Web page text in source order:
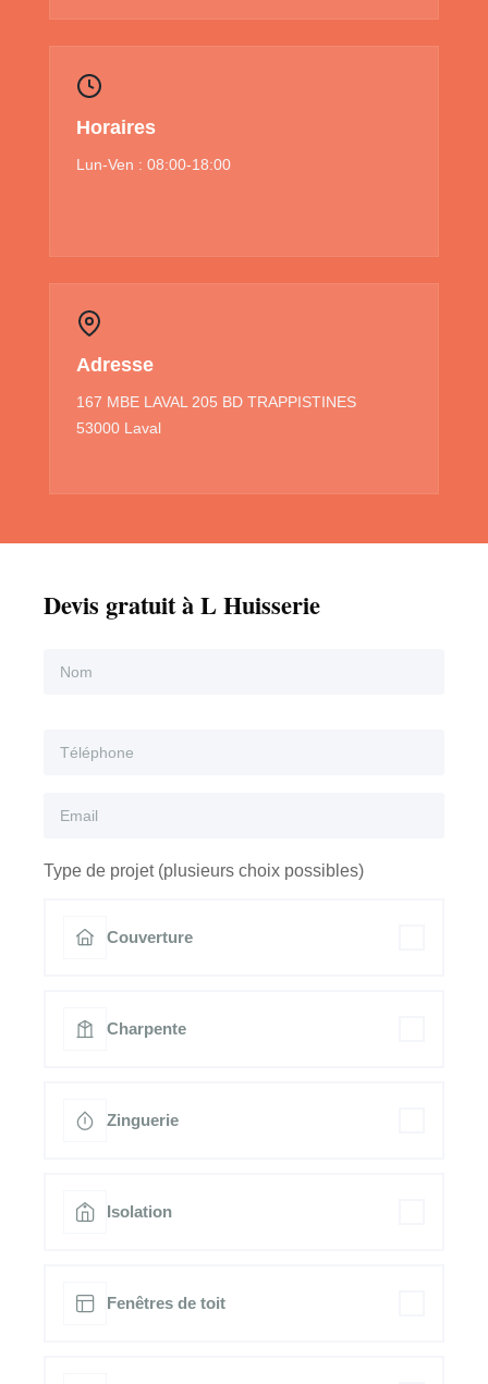
Horaires
Lun-Ven : 08:00-18:00
Adresse
167 MBE LAVAL 205 BD TRAPPISTINES
53000 Laval
Devis gratuit à L Huisserie
Type de projet (plusieurs choix possibles)
Couverture
Charpente
Zinguerie
Isolation
Fenêtres de toit